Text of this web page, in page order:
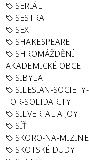
SERIÁL
SESTRA
SEX
SHAKESPEARE
SHROMÁŽDĚNÍ
AKADEMICKÉ OBCE
SIBYLA
SILESIAN-SOCIETY-
FOR-SOLIDARITY
SILVERTAL A JOY
SÍŤ
SKORO-NA-MIZINE
SKOTSKÉ DUDY